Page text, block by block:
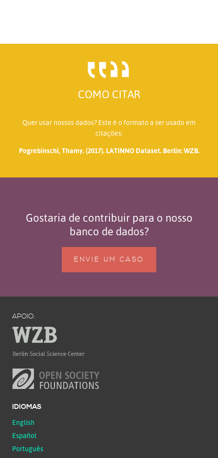
COMO CITAR
Quer usar nossos dados? Este é o formato a ser usado em
citações:
Pogrebinschi, Thamy. (2017). LATINNO Dataset. Berlin: WZB.
Gostaria de contribuir para o nosso
banco de dados?
ENVIE UM CASO
APOIO:
IDIOMAS
English
Español
Português